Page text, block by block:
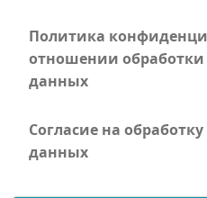
Политика
отношении
данных
Согласие на
данных